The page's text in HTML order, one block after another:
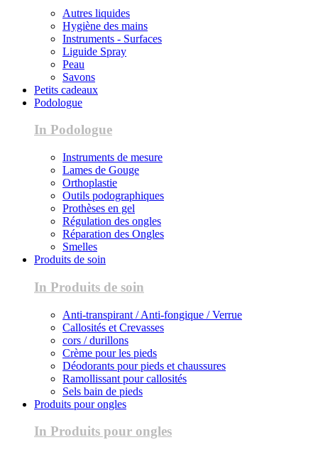
Autres liquides
Hygiène des mains
Instruments - Surfaces
Liguide Spray
Peau
Savons
Petits cadeaux
Podologue
In Podologue
Instruments de mesure
Lames de Gouge
Orthoplastie
Outils podographiques
Prothèses en gel
Régulation des ongles
Réparation des Ongles
Smelles
Produits de soin
In Produits de soin
Anti-transpirant / Anti-fongique / Verrue
Callosités et Crevasses
cors / durillons
Crème pour les pieds
Déodorants pour pieds et chaussures
Ramollissant pour callosités
Sels bain de pieds
Produits pour ongles
In Produits pour ongles